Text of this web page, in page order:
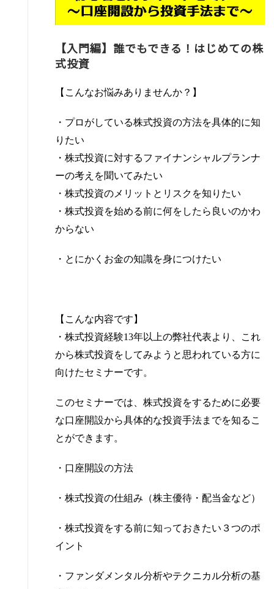
【入門編】誰でもできる！はじめての株
式投資
【こんなお悩みありませんか？】
・プロがしている株式投資の方法を具体的に知
りたい
・株式投資に対するファイナンシャルプランナ
ーの考えを聞いてみたい
・株式投資のメリットとリスクを知りたい
・株式投資を始める前に何をしたら良いのかわ
からない
・とにかくお金の知識を身につけたい
【こんな内容です】
・株式投資経験13年以上の弊社代表より、これ
から株式投資をしてみようと思われている方に
向けたセミナーです。
このセミナーでは、株式投資をするために必要
な口座開設から具体的な投資手法までを知るこ
とができます。
・口座開設の方法
・株式投資の仕組み（株主優待・配当金など）
・株式投資をする前に知っておきたい３つのポ
イント
・ファンダメンタル分析やテクニカル分析の基